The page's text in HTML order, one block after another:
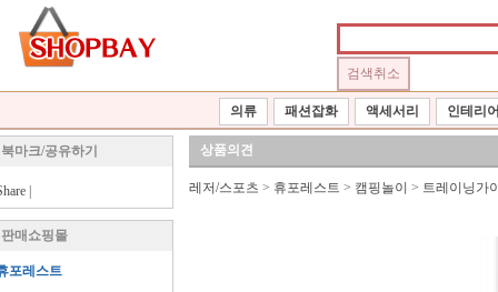
의류 패션잡화 액세서리 인테리
북마크/공유하기
판매쇼핑몰
포레스트
상품의견
레저/스포츠 > 휴포레스트 > 캠핑놀이 > 트레이닝가